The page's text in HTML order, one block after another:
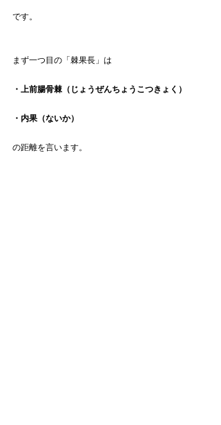
です。
まず一つ目の「棘果長」は
・上前腸骨棘（じょうぜんちょうこつきょく）
・内果（ないか）
の距離を言います。